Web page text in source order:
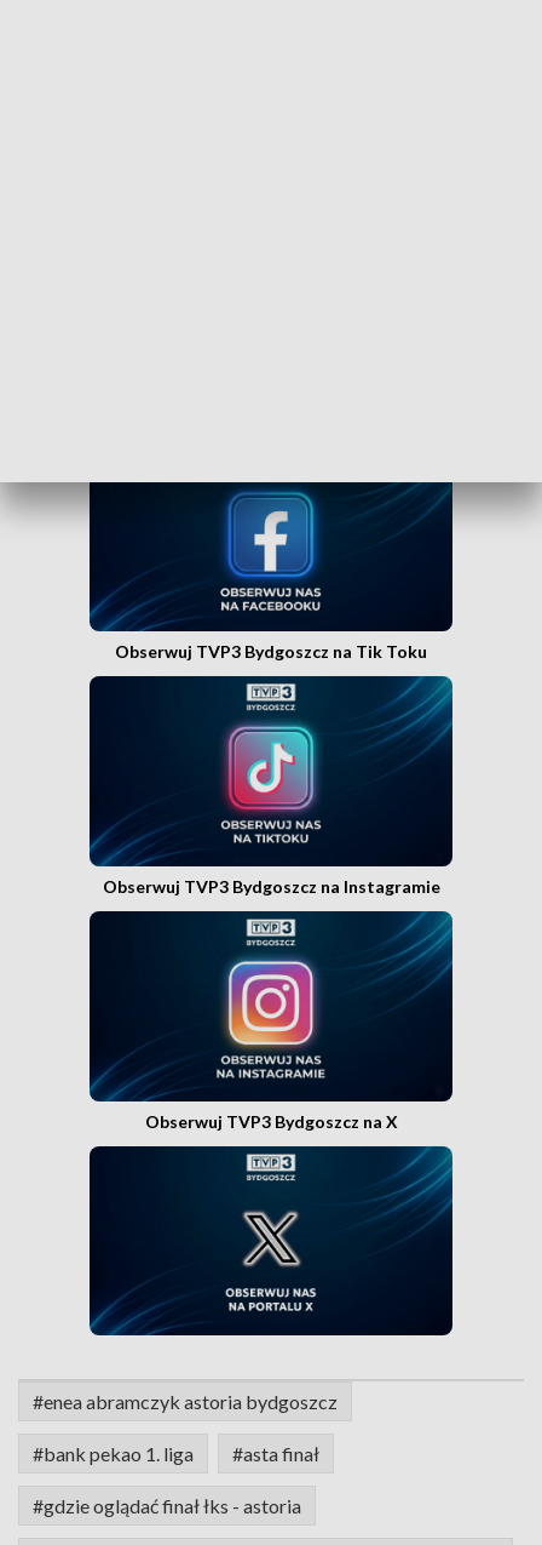
Obserwuj TVP3 Bydgoszcz na Tik Toku
Obserwuj TVP3 Bydgoszcz na Instagramie
Obserwuj TVP3 Bydgoszcz na X
#enea abramczyk astoria bydgoszcz
#bank pekao 1. liga #asta finał
#gdzie oglądać finał łks - astoria